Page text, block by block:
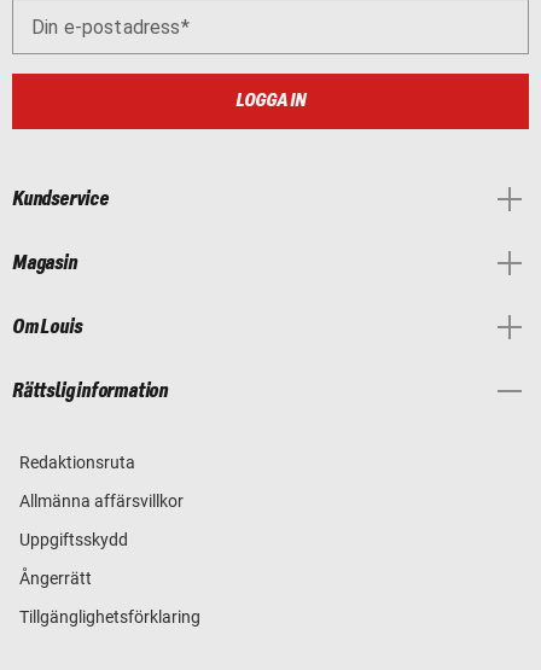
Din e-postadress
LOGGA IN
Kundservice
Magasin
Om Louis
Rättslig information
Redaktionsruta
Allmänna affärsvillkor
Uppgiftsskydd
Ångerrätt
Tillgänglighetsförklaring